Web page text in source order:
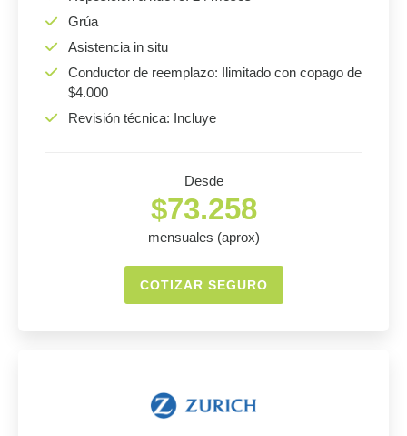
Grúa
Asistencia in situ
Conductor de reemplazo: Ilimitado con copago de
$4.000
Revisión técnica: Incluye
Desde
$73.258
mensuales (aprox)
COTIZAR SEGURO